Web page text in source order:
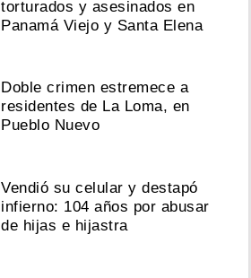
torturados y asesinados en
Panamá Viejo y Santa Elena
Doble crimen estremece a
residentes de La Loma, en
Pueblo Nuevo
Vendió su celular y destapó
infierno: 104 años por abusar
de hijas e hijastra